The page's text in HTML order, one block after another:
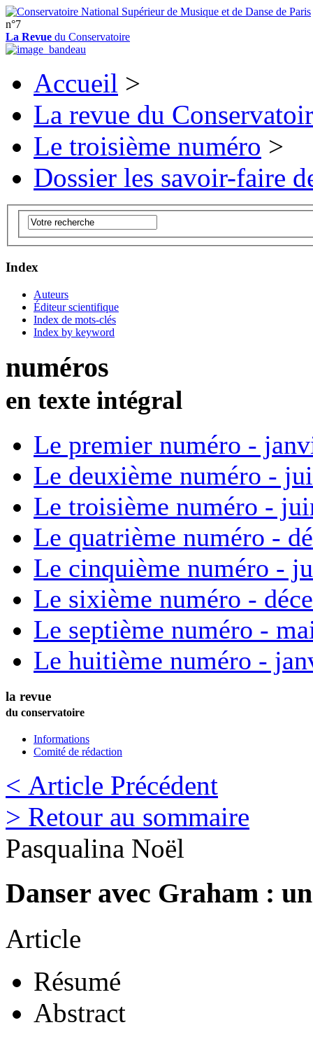
n°7
La Revue du Conservatoire
Accueil >
La revue du
Le troisième numéro >
Dossier les savoir-faire
Index
Auteurs
Éditeur scientifique
Index de mots-clés
Index by keyword
numéros
en texte intégral
Le premier numéro -
Le deuxième numéro -
Le troisième numéro -
Le quatrième numéro -
Le cinquième numéro -
Le sixième numéro -
Le septième numéro -
Le huitième numéro -
la revue
du conservatoire
Informations
Comité de rédaction
< Article Précédent
> Retour au sommaire
Pasqualina Noël
Danser avec Graham :
Article
Résumé
Abstract